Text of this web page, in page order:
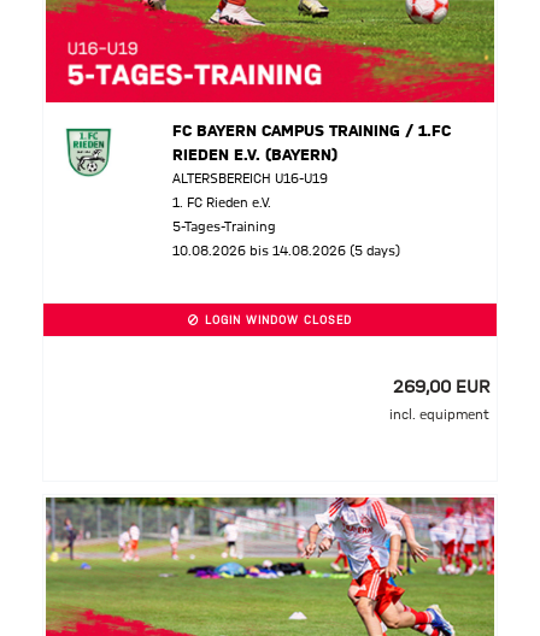
FC BAYERN CAMPUS TRAINING / 1.FC
RIEDEN E.V. (BAYERN)
ALTERSBEREICH U16-U19
1. FC Rieden e.V.
5-Tages-Training
10.08.2026 bis 14.08.2026 (5 days)
LOGIN WINDOW CLOSED
269,00 EUR
incl. equipment